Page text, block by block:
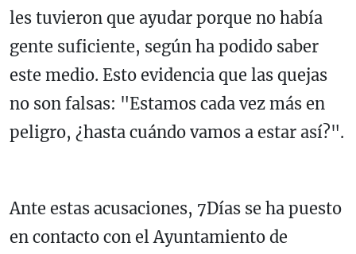
les tuvieron que ayudar porque no había
gente suficiente, según ha podido saber
este medio. Esto evidencia que las quejas
no son falsas: "Estamos cada vez más en
peligro, ¿hasta cuándo vamos a estar así?".
Ante estas acusaciones, 7Días se ha puesto
en contacto con el Ayuntamiento de